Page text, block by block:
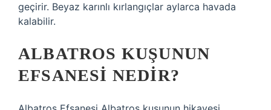
geçirir. Beyaz karınlı kırlangıçlar aylarca havada
kalabilir.
ALBATROS KUŞUNUN
EFSANESI NEDIR?